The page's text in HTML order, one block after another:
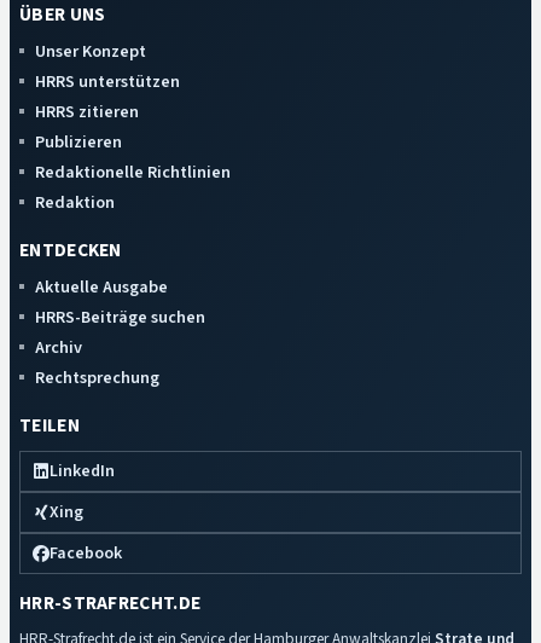
ÜBER UNS
Unser Konzept
HRRS unterstützen
HRRS zitieren
Publizieren
Redaktionelle Richtlinien
Redaktion
ENTDECKEN
Aktuelle Ausgabe
HRRS-Beiträge suchen
Archiv
Rechtsprechung
TEILEN
LinkedIn
Xing
Facebook
HRR-STRAFRECHT.DE